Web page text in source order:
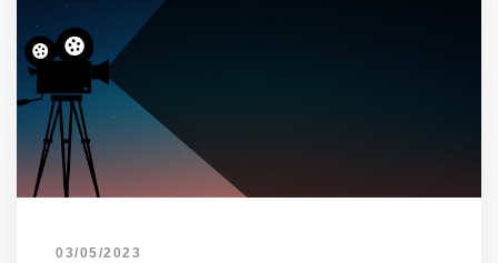
03/05/2023